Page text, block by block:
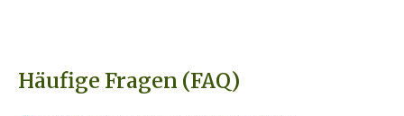
Häufige Fragen (FAQ)